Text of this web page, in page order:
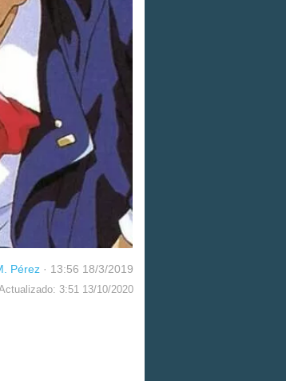
Pérez · 13:56 18/3/2019
3:51 13/10/2020